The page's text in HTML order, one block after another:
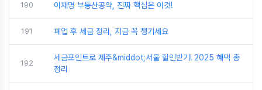
190 이재명 부동산공약, 진짜 핵심은 이것!
191 폐업 후 세금 정리, 지금 꼭 챙기세요
192
세금포인트로 제주&middot;서울 할인받기! 2025 혜택 총
정리